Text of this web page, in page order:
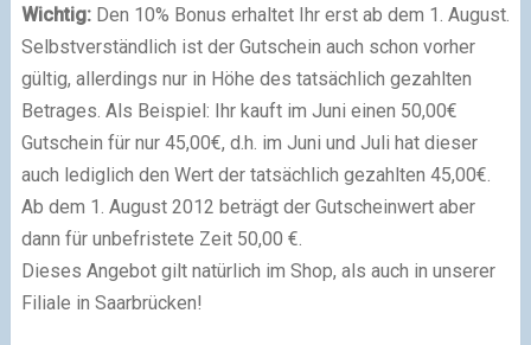
Wichtig:Den 10% Bonus erhaltet Ihr erst ab dem 1. August.
Selbstverständlich ist der Gutschein auch schon vorher
gültig, allerdings nur in Höhe des tatsächlich gezahlten
Betrages. Als Beispiel: Ihr kauft im Juni einen 50,00€
Gutschein für nur 45,00€, d.h. im Juni und Juli hat dieser
auch lediglich den Wert der tatsächlich gezahlten 45,00€.
Ab dem 1. August 2012 beträgt der Gutscheinwert aber
dann für unbefristete Zeit 50,00 €.
Dieses Angebot gilt natürlich im Shop, als auch in unserer
Filiale in Saarbrücken!